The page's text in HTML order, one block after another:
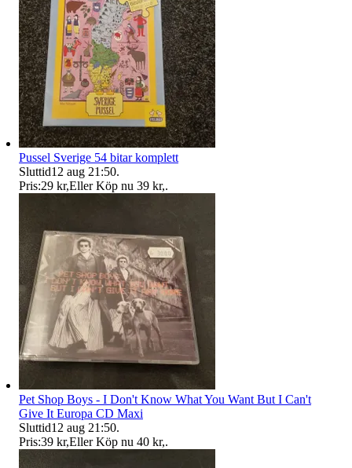
Pussel Sverige 54 bitar komplett
Sluttid12 aug 21:50.
Pris:29 kr,Eller Köp nu 39 kr,.
Pet Shop Boys - I Don't Know What You Want But I Can't
Give It Europa CD Maxi
Sluttid12 aug 21:50.
Pris:39 kr,Eller Köp nu 40 kr,.